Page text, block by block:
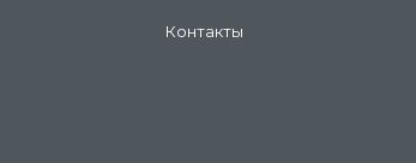
Контакты